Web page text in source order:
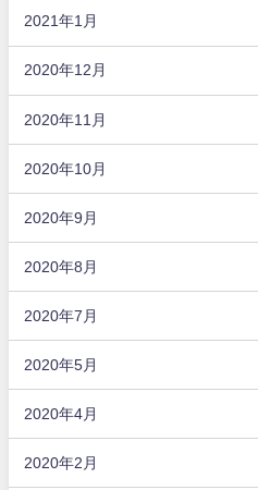
2021年1月
2020年12月
2020年11月
2020年10月
2020年9月
2020年8月
2020年7月
2020年5月
2020年4月
2020年2月